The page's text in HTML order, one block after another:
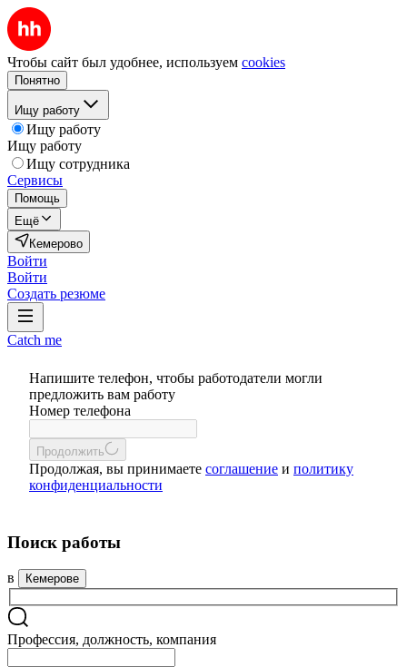
Чтобы сайт был удобнее, используем cookies
Понятно
Ищу работу
Ищу работу
Ищу работу
Ищу сотрудника
Сервисы
Помощь
Ещё
Кемерово
Войти
Войти
Создать резюме
Catch me
Напишите телефон, чтобы работодатели могли
предложить вам работу
Номер телефона
Продолжить
Продолжая, вы принимаете соглашение и политику
конфиденциальности
Поиск работы
в Кемерове
Профессия, должность, компания